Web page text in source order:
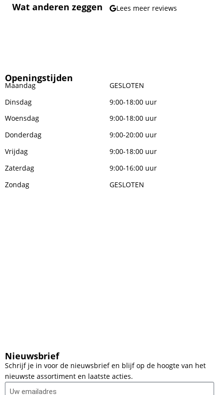
Wat anderen zeggen Lees meer reviews
Openingstijden
Maandag
GESLOTEN
Dinsdag
9:00-18:00 uur
Woensdag
9:00-18:00 uur
Donderdag
9:00-20:00 uur
Vrijdag
9:00-18:00 uur
Zaterdag
9:00-16:00 uur
Zondag
GESLOTEN
Nieuwsbrief
Schrijf je in voor de nieuwsbrief en blijf op de hoogte van het
nieuwste assortiment en laatste acties.